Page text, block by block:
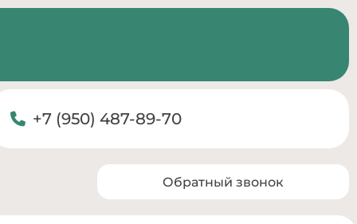
+7 (950) 487-89-70
Обратный звонок